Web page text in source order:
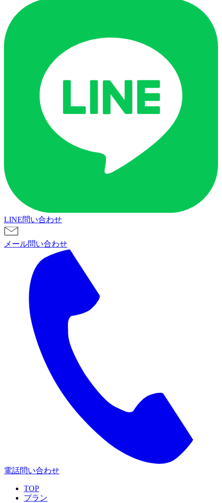
LINE問い合わせ
メール問い合わせ
電話問い合わせ
TOP
プラン